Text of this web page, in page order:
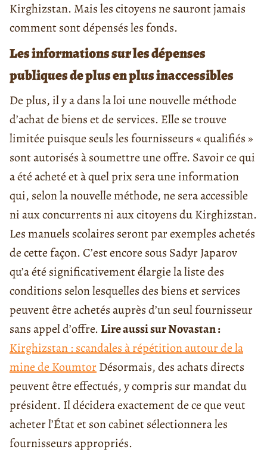
Kirghizstan. Mais les citoyens ne sauront jamais
comment sont dépensés les fonds.
Les informations sur les dépenses
publiques de plus en plus inaccessibles
De plus, il y a dans la loi une nouvelle méthode
d’achat de biens et de services. Elle se trouve
limitée puisque seuls les fournisseurs « qualifiés »
sont autorisés à soumettre une offre. Savoir ce qui
a été acheté et à quel prix sera une information
qui, selon la nouvelle méthode, ne sera accessible
ni aux concurrents ni aux citoyens du Kirghizstan.
Les manuels scolaires seront par exemples achetés
de cette façon. C’est encore sous Sadyr Japarov
qu’a été significativement élargie la liste des
conditions selon lesquelles des biens et services
peuvent être achetés auprès d’un seul fournisseur
sans appel d’offre. Lire aussi sur Novastan :
Kirghizstan : scandales à répétition autour de la
mine de KoumtorDésormais, des achats directs
peuvent être effectués, y compris sur mandat du
président. Il décidera exactement de ce que veut
acheter l’État et son cabinet sélectionnera les
fournisseurs appropriés.